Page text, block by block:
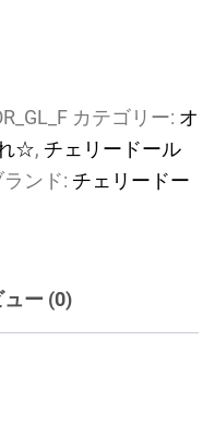
カテゴリー: オ
☆, チェリードール
ランド: チェリードー
ュー (0)